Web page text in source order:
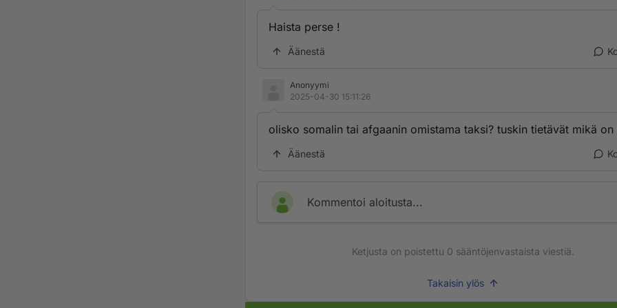
Haista perse !
Äänestä
Anonyymi
2025-04-30 15:11:26
olisko somalin tai afgaanin omistama taksi? tuskin tietävät mikä on
Äänestä
Kommentoi aloitusta...
Ketjusta on poistettu 0 sääntöjenvastaista viestiä.
Takaisin ylös